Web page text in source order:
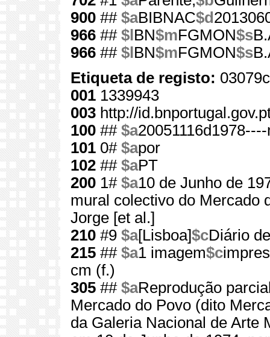
900 ## $aBIBNAC$d
966 ## $l BN$mFGMON$s
966 ## $l BN$mFGMON$s
Etiqueta de registo:
001 1339943
003 http://
100 ## $a
101 0# $apor
102 ## $aPT
200 1# $a10 de Junho de
mural colectivo do Mercado
Jorge [et al.]
210 #9 $a[Lisboa]$cDiário
215 ## $a1 imagem$c
cm (f.)
305 ## $aReprodução
Mercado do Povo (dito
da Galeria Nacional de Arte